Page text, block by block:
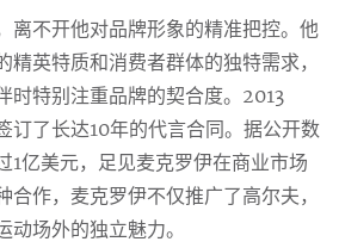
离不开他对品牌形象的精准把控。他
英特质和消费者群体的独特需求，
时特别注重品牌的契合度。2013
订了长达10年的代言合同。据公开数
1亿美元，足见麦克罗伊在商业市场
作，麦克罗伊不仅推广了高尔夫，
场外的独立魅力。